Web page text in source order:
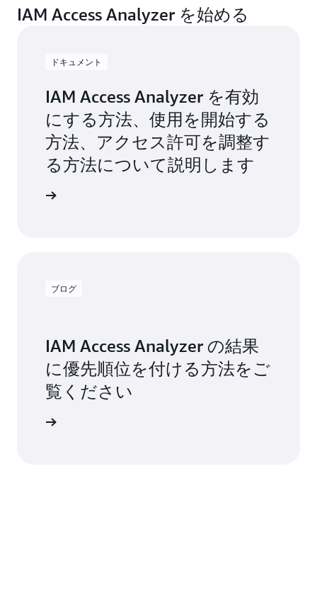
IAM Access Analyzer を始める
ドキュメント
IAM Access Analyzer を有効
にする方法、使用を開始する
方法、アクセス許可を調整す
る方法について説明します
ブログ
IAM Access Analyzer の結果
に優先順位を付ける方法をご
覧ください